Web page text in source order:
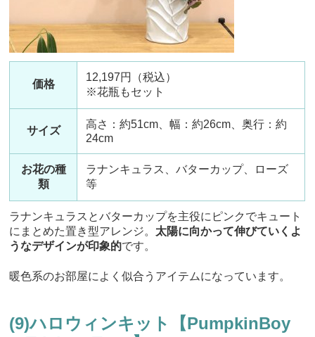
価格
12,197円（税込）
※花瓶もセット
サイズ
高さ：約51cm、幅：約26cm、奥行：約
24cm
お花の種
類
ラナンキュラス、バターカップ、ローズ
等
ラナンキュラスとバターカップを主役にピンクでキュート
にまとめた置き型アレンジ。 太陽に向かって伸びていくよ
うなデザインが印象的です。
暖色系のお部屋によく似合うアイテムになっています。
(9)ハロウィンキット【PumpkinBoy